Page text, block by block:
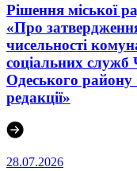
Рішення міської
«Про
чисельності
соціальних служб
Одеського району
редакції»
28.07.2026